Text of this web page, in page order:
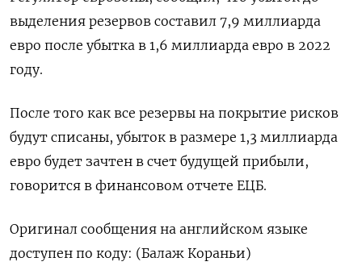
выделения резервов составил 7,9 миллиарда
евро после убытка в 1,6 миллиарда евро в 2022
году.
После того как все резервы на покрытие рисков
будут списаны, убыток в размере 1,3 миллиарда
евро будет зачтен в счет будущей прибыли,
говорится в финансовом отчете ЕЦБ.
Оригинал сообщения на английском языке
доступен по коду: (Балаж Кораньи)